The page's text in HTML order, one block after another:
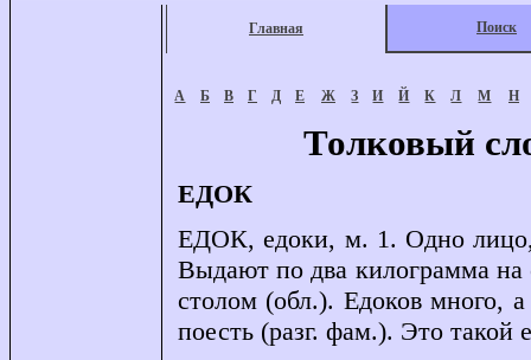
Главная Поиск
А Б В Г Д Е Ж З И Й К Л М Н
Толковый
ЕДОК
ЕДОК, едоки, м. 1. Одно
Выдают по два килограмма
столом (обл.). Едоков много,
поесть (разг. фам.). Это такой